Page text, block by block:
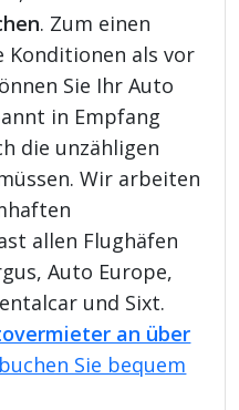
. Zum einen
Konditionen als vor
Sie Ihr Auto
in Empfang
die unzähligen
Wir arbeiten
allen Flughäfen
Auto Europe,
und Sixt.
an über
Sie bequem